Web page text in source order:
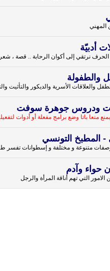
المهني
أدبيّة
نرتقي إلى أكوان الرحابة .. قصة ،
والطفولة
والعلاقات الأسرية والديكور والتأثيت
ودروس جوهرة سوفت
منعا باتا وضع برامج مفعلة أو أدوات
- المطبخ التونسي
متنوعة و مختلفة و إسطوانات تفسر
حواء وآدم
التي تهم أناقة المرأة والرجل